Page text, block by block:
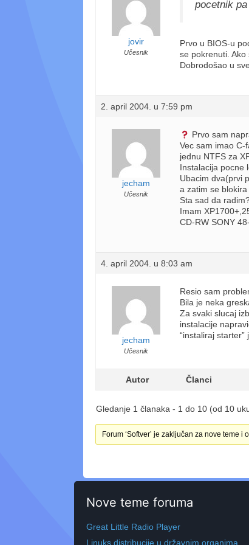
jovir
Učesnik
pocetnik
Prvo u BIOS-u
se pokrenuti. Ako
Dobrodošao u
2. april 2004. u 7:59 pm
jecham
Učesnik
Prvo sam
Vec sam imao C-
jednu NTFS za
Instalacija pocne
Ubacim dva(prvi
a zatim se
Sta sad da
Imam
CD-RW SONY
4. april 2004. u 8:03 am
jecham
Učesnik
Resio sam
Bila je neka
Za svaki slucaj
instalacije
“instaliraj
Autor Članci
Gledanje 1 članaka - 1 do 10 (od 10
Forum ‘Softver’ je zaključan za nove teme i
Nove teme foruma
Great Little Radio Player
Linuks distribucije u državnim organima